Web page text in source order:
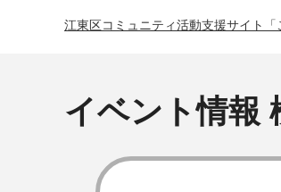
江東区コミュニティ活動支援サイト「
イベント情報